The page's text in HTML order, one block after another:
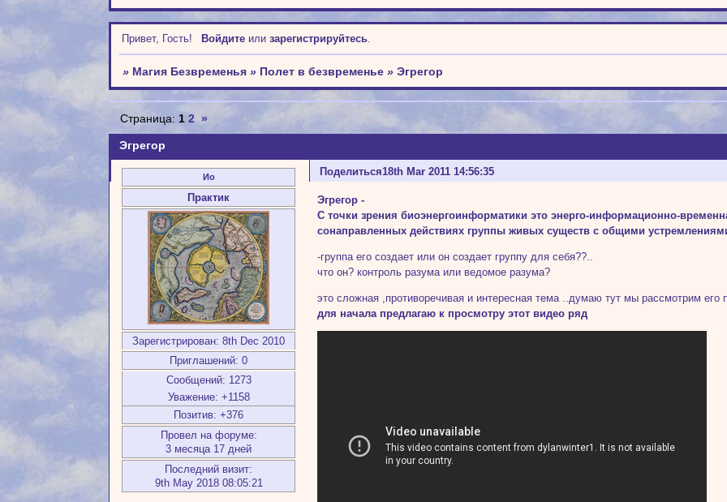
Привет, Гость! Войдитеили зарегистрируйтесь.
» Магия Безвременья » Полет в безвременье »Эгрегор
Эгрегор
Страница: 1 2 »
Поделиться18th Mar 2011 14:56:35
Ио
Практик
Зарегистрирован: 8th Dec 2010
Приглашений: 0
Сообщений: 1273
Уважение: +1158
Позитив: +376
Провел на форуме:
3 месяца 17 дней
Последний визит:
9th May 2018 08:05:21
Эгрегор -
С точки зрения биоэнергоинформатики это энерго-информационно-
сонаправленных действиях группы живых существ с общими
-группа его создает или он создает группу для себя??..
что он? контроль разума или ведомое разума?
это сложная ,противоречивая и интересная тема ..думаю тут мы рассмотрим
для начала предлагаю к просмотру этот видео ряд